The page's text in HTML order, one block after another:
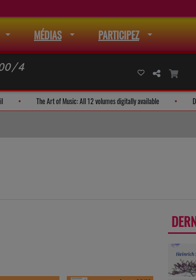
MÉDIAS PARTICIPEZ
4
à la liste de mail The Art of Music: All 12 volumes digitally